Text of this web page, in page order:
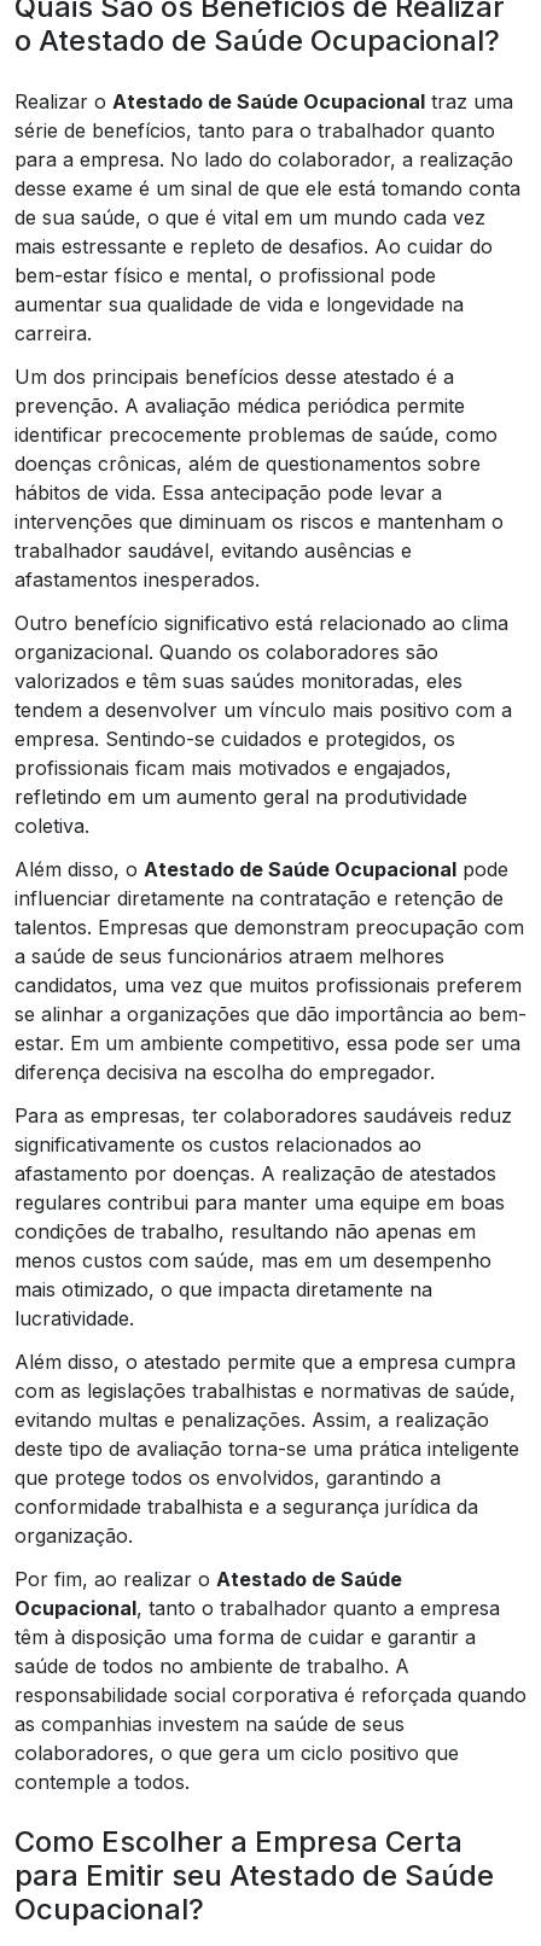
o Atestado de Saúde Ocupacional?
Realizar o Atestado de Saúde Ocupacional traz uma
série de benefícios, tanto para o trabalhador quanto
para a empresa. No lado do colaborador, a realização
desse exame é um sinal de que ele está tomando conta
de sua saúde, o que é vital em um mundo cada vez
mais estressante e repleto de desafios. Ao cuidar do
bem-estar físico e mental, o profissional pode
aumentar sua qualidade de vida e longevidade na
carreira.
Um dos principais benefícios desse atestado é a
prevenção. A avaliação médica periódica permite
identificar precocemente problemas de saúde, como
doenças crônicas, além de questionamentos sobre
hábitos de vida. Essa antecipação pode levar a
intervenções que diminuam os riscos e mantenham o
trabalhador saudável, evitando ausências e
afastamentos inesperados.
Outro benefício significativo está relacionado ao clima
organizacional. Quando os colaboradores são
valorizados e têm suas saúdes monitoradas, eles
tendem a desenvolver um vínculo mais positivo com a
empresa. Sentindo-se cuidados e protegidos, os
profissionais ficam mais motivados e engajados,
refletindo em um aumento geral na produtividade
coletiva.
Além disso, o Atestado de Saúde Ocupacional pode
influenciar diretamente na contratação e retenção de
talentos. Empresas que demonstram preocupação com
a saúde de seus funcionários atraem melhores
candidatos, uma vez que muitos profissionais preferem
se alinhar a organizações que dão importância ao bem-
estar. Em um ambiente competitivo, essa pode ser uma
diferença decisiva na escolha do empregador.
Para as empresas, ter colaboradores saudáveis reduz
significativamente os custos relacionados ao
afastamento por doenças. A realização de atestados
regulares contribui para manter uma equipe em boas
condições de trabalho, resultando não apenas em
menos custos com saúde, mas em um desempenho
mais otimizado, o que impacta diretamente na
lucratividade.
Além disso, o atestado permite que a empresa cumpra
com as legislações trabalhistas e normativas de saúde,
evitando multas e penalizações. Assim, a realização
deste tipo de avaliação torna-se uma prática inteligente
que protege todos os envolvidos, garantindo a
conformidade trabalhista e a segurança jurídica da
organização.
Por fim, ao realizar o Atestado de Saúde
Ocupacional, tanto o trabalhador quanto a empresa
têm à disposição uma forma de cuidar e garantir a
saúde de todos no ambiente de trabalho. A
responsabilidade social corporativa é reforçada quando
as companhias investem na saúde de seus
colaboradores, o que gera um ciclo positivo que
contemple a todos.
Como Escolher a Empresa Certa
para Emitir seu Atestado de Saúde
Ocupacional?